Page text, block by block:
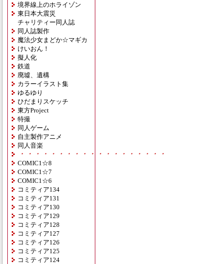
境界線上のホライゾン
東日本大震災
チャリティー同人誌
同人誌製作
魔法少女まどか☆マギカ
けいおん！
擬人化
鉄道
廃墟、遺構
カラーイラスト集
ゆるゆり
ひだまりスケッチ
東方Project
特撮
同人ゲーム
自主製作アニメ
同人音楽
・・・・・・・・・・・・・・・・・・・
COMIC1☆8
COMIC1☆7
COMIC1☆6
コミティア134
コミティア131
コミティア130
コミティア129
コミティア128
コミティア127
コミティア126
コミティア125
コミティア124